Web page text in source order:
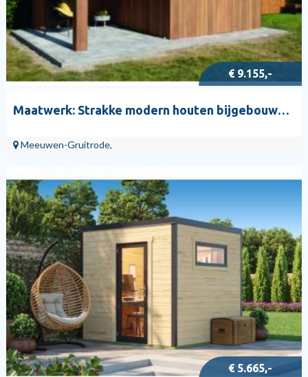
€ 9.155,-
Maatwerk: Strakke modern houten bijgebouwen type VEDA
Meeuwen-Gruitrode,
€ 5.665,-